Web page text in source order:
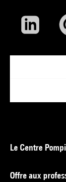
Le Centre
Offre aux